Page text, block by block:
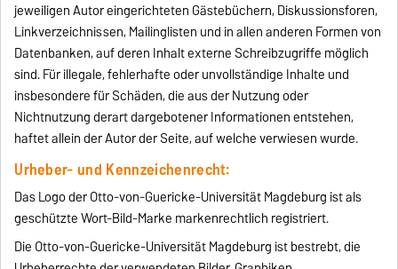
jeweiligen Autor eingerichteten Gästebüchern, Diskussionsforen,
Linkverzeichnissen, Mailinglisten und in allen anderen Formen von
Datenbanken, auf deren Inhalt externe Schreibzugriffe möglich
sind. Für illegale, fehlerhafte oder unvollständige Inhalte und
insbesondere für Schäden, die aus der Nutzung oder
Nichtnutzung derart dargebotener Informationen entstehen,
haftet allein der Autor der Seite, auf welche verwiesen wurde.
Urheber- und Kennzeichenrecht:
Das Logo der Otto-von-Guericke-Universität Magdeburg ist als
geschützte Wort-Bild-Marke markenrechtlich registriert.
Die Otto-von-Guericke-Universität Magdeburg ist bestrebt, die